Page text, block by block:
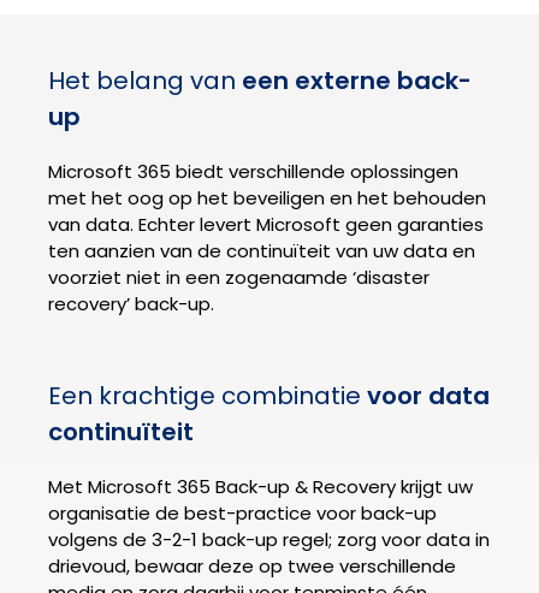
Het belang van een externe back-
up
Microsoft 365 biedt verschillende oplossingen
met het oog op het beveiligen en het behouden
van data. Echter levert Microsoft geen garanties
ten aanzien van de continuïteit van uw data en
voorziet niet in een zogenaamde ‘disaster
recovery’ back-up.
Een krachtige combinatie voor data
continuïteit
Met Microsoft 365 Back-up & Recovery krijgt uw
organisatie de best-practice voor back-up
volgens de 3-2-1 back-up regel; zorg voor data in
drievoud, bewaar deze op twee verschillende